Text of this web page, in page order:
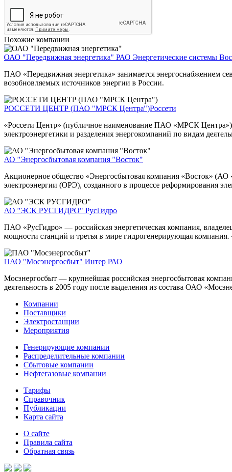
Похожие компании
ОАО "Передвижная энергетика" РАО Энергетические системы
ПАО «Передвижная энергетика» занимается энергоснабжением
возобновляемых источников энергии в России.
РОССЕТИ ЦЕНТР (ПАО "МРСК Центра")Россети
«Россети Центр» (публичное наименование ПАО «МРСК Центра»)
электроэнергетики и разделения энергокомпаний по видам
АО "Энергосбытовая компания "Восток"
Акционерное общество «Энергосбытовая компания «Восток» (АО
электроэнергии (ОРЭ), созданного в процессе реформирования
АО "ЭСК РУСГИДРО" РусГидро
ПАО «РусГидро» — российская энергетическая компания,
мощности станций и третья в мире гидрогенерирующая компания.
ПАО "Мосэнергосбыт" Интер РАО
Мосэнергосбыт — крупнейшая российская энергосбытовая
деятельность в 2005 году после выделения из состава ОАО
Компании
Поставщики
Электростанции
Мероприятия
Генерирующие компании
Распределительные компании
Сбытовые компании
Нефтегазовые компании
Тарифы
Справочник
Публикации
Карта сайта
О сайте
Правила сайта
Обратная связь